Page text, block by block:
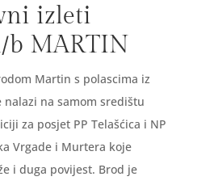
izleti
b MARTIN
Martin s polascima iz
nalazi na samom središtu
za posjet PP Telašćica i NP
Vrgade i Murtera koje
i duga povijest. Brod je